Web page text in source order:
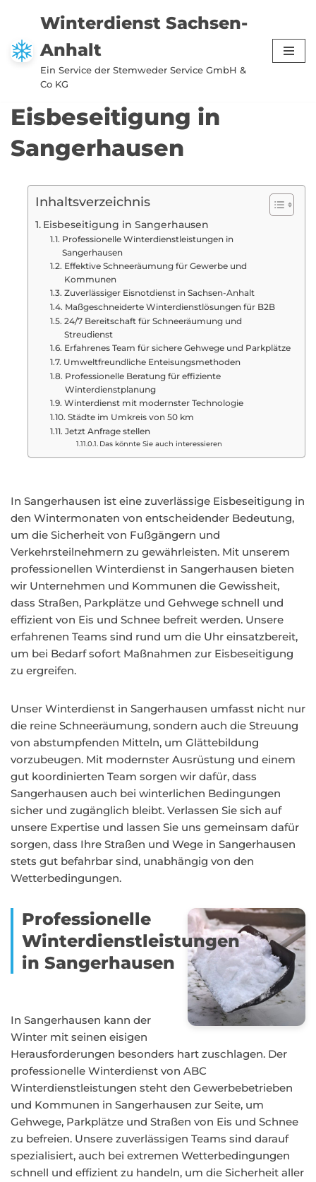
Zum
Inhalt
springen
Winterdienst Sachsen-
Anhalt
Ein Service der Stemweder Service GmbH &
Co KG
Eisbeseitigung in
Sangerhausen
Inhaltsverzeichnis
Eisbeseitigung in Sangerhausen
Professionelle Winterdienstleistungen in
Sangerhausen
Effektive Schneeräumung für Gewerbe und
Kommunen
Zuverlässiger Eisnotdienst in Sachsen-Anhalt
Maßgeschneiderte Winterdienstlösungen für B2B
24/7 Bereitschaft für Schneeräumung und
Streudienst
Erfahrenes Team für sichere Gehwege und Parkplätze
Umweltfreundliche Enteisungsmethoden
Professionelle Beratung für effiziente
Winterdienstplanung
Winterdienst mit modernster Technologie
Städte im Umkreis von 50 km
Jetzt Anfrage stellen
Das könnte Sie auch interessieren
In Sangerhausen ist eine zuverlässige Eisbeseitigung in
den Wintermonaten von entscheidender Bedeutung,
um die Sicherheit von Fußgängern und
Verkehrsteilnehmern zu gewährleisten. Mit unserem
professionellen Winterdienst in Sangerhausen bieten
wir Unternehmen und Kommunen die Gewissheit,
dass Straßen, Parkplätze und Gehwege schnell und
effizient von Eis und Schnee befreit werden. Unsere
erfahrenen Teams sind rund um die Uhr einsatzbereit,
um bei Bedarf sofort Maßnahmen zur Eisbeseitigung
zu ergreifen.
Unser Winterdienst in Sangerhausen umfasst nicht nur
die reine Schneeräumung, sondern auch die Streuung
von abstumpfenden Mitteln, um Glättebildung
vorzubeugen. Mit modernster Ausrüstung und einem
gut koordinierten Team sorgen wir dafür, dass
Sangerhausen auch bei winterlichen Bedingungen
sicher und zugänglich bleibt. Verlassen Sie sich auf
unsere Expertise und lassen Sie uns gemeinsam dafür
sorgen, dass Ihre Straßen und Wege in Sangerhausen
stets gut befahrbar sind, unabhängig von den
Wetterbedingungen.
Professionelle
Winterdienstleistungen
in Sangerhausen
In Sangerhausen kann der
Winter mit seinen eisigen
Herausforderungen besonders hart zuschlagen. Der
professionelle Winterdienst von ABC
Winterdienstleistungen steht den Gewerbebetrieben
und Kommunen in Sangerhausen zur Seite, um
Gehwege, Parkplätze und Straßen von Eis und Schnee
zu befreien. Unsere zuverlässigen Teams sind darauf
spezialisiert, auch bei extremen Wetterbedingungen
schnell und effizient zu handeln, um die Sicherheit aller